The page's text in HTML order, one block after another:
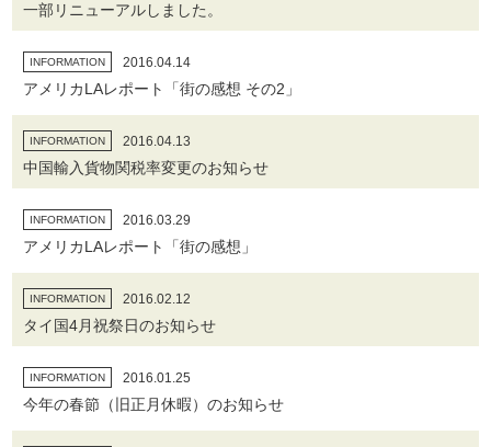
一部リニューアルしました。
INFORMATION 2016.04.14
アメリカLAレポート「街の感想 その2」
INFORMATION 2016.04.13
中国輸入貨物関税率変更のお知らせ
INFORMATION 2016.03.29
アメリカLAレポート「街の感想」
INFORMATION 2016.02.12
タイ国4月祝祭日のお知らせ
INFORMATION 2016.01.25
今年の春節（旧正月休暇）のお知らせ